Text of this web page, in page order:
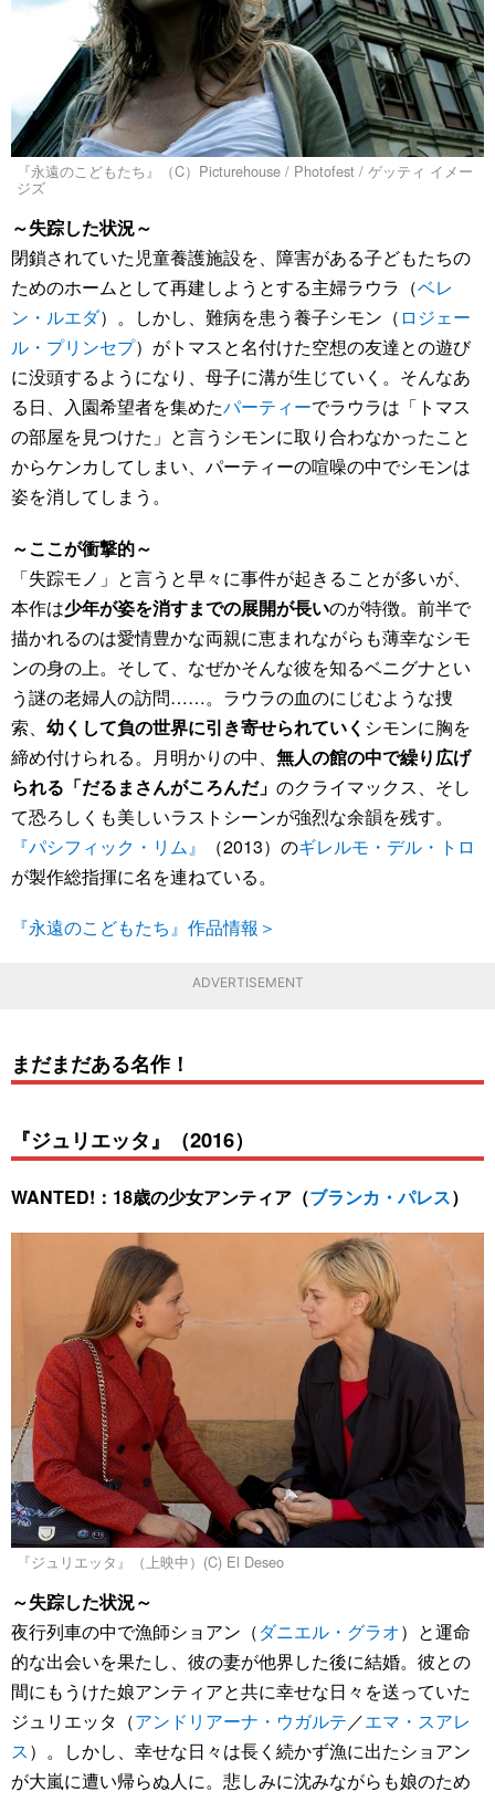
『永遠のこどもたち』（C）Picturehouse / Photofest / ゲッティ イメー
ジズ
～失踪した状況～
閉鎖されていた児童養護施設を、障害がある子どもたちの
ためのホームとして再建しようとする主婦ラウラ（ベレ
ン・ルエダ）。しかし、難病を患う養子シモン（ ロジェー
ル・プリンセプ）がトマスと名付けた空想の友達との遊び
に没頭するようになり、母子に溝が生じていく。そんなあ
る日、入園希望者を集めたパーティーでラウラは「トマス
の部屋を見つけた」と言うシモンに取り合わなかったこと
からケンカしてしまい、パーティーの喧噪の中でシモンは
姿を消してしまう。
～ここが衝撃的～
「失踪モノ」と言うと早々に事件が起きることが多いが、
本作は少年が姿を消すまでの展開が長いのが特徴。前半で
描かれるのは愛情豊かな両親に恵まれながらも薄幸なシモ
ンの身の上。そして、なぜかそんな彼を知るベニグナとい
う謎の老婦人の訪問……。ラウラの血のにじむような捜
索、 幼くして負の世界に引き寄せられていく シモンに胸を
締め付けられる。月明かりの中、 無人の館の中で繰り広げ
られる「だるまさんがころんだ」 のクライマックス、そし
て恐ろしくも美しいラストシーンが強烈な余韻を残す。
『パシフィック・リム』
（2013）のギレルモ・デル・トロ
が製作総指揮に名を連ねている。
『永遠のこどもたち』作品情報＞
ADVERTISEMENT
まだまだある名作！
『ジュリエッタ』（2016）
WANTED!：18歳の少女アンティア（ブランカ・パレス）
『ジュリエッタ』（上映中）(C) El Deseo
～失踪した状況～
夜行列車の中で漁師ショアン（ダニエル・グラオ）と運命
的な出会いを果たし、彼の妻が他界した後に結婚。彼との
間にもうけた娘アンティアと共に幸せな日々を送っていた
ジュリエッタ（アンドリアーナ・ウガルテ／エマ・スアレ
ス）。しかし、幸せな日々は長く続かず漁に出たショアン
が大嵐に遭い帰らぬ人に。悲しみに沈みながらも娘のため